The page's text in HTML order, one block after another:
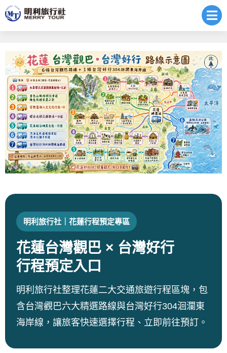
Previous
明利旅行社｜花蓮行程預定專區
花蓮台灣觀巴 × 台灣好行
行程預定入口
明利旅行社整理花蓮二大交通旅遊行程區塊，包
含台灣觀巴六大精選路線與台灣好行304洄瀾東
海岸線，讓旅客快速選擇行程、立即前往預訂。